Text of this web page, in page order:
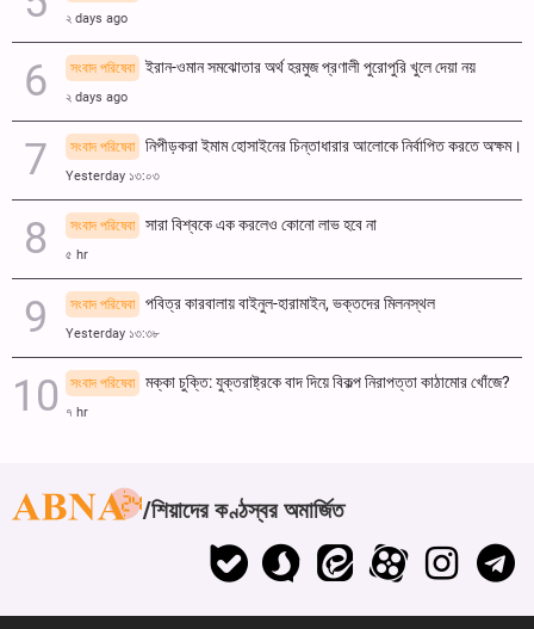
২ days ago
সংবাদ পরিষেবা ইরান-ওমান সমঝোতার অর্থ হরমুজ প্রণালী পুরোপুরি খুলে দেয়া নয়
২ days ago
সংবাদ পরিষেবা নিপীড়করা ইমাম হোসাইনের চিন্তাধারার আলোকে নির্বাপিত করতে অক্ষম।
Yesterday ১৩:০৩
সংবাদ পরিষেবা সারা বিশ্বকে এক করলেও কোনো লাভ হবে না
৫ hr
সংবাদ পরিষেবা পবিত্র কারবালায় বাইনুল-হারামাইন, ভক্তদের মিলনস্থল
Yesterday ১৩:৩৮
সংবাদ পরিষেবা মক্কা চুক্তি: যুক্তরাষ্ট্রকে বাদ দিয়ে বিকল্প নিরাপত্তা কাঠামোর খোঁজে?
৭ hr
শিয়াদের কণ্ঠস্বর অমার্জিত